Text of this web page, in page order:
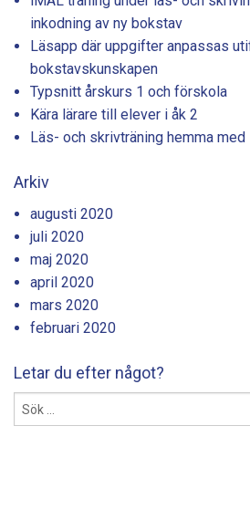
inkodning av ny bokstav
Läsapp där uppgifter anpassas
bokstavskunskapen
Typsnitt årskurs 1 och förskola
Kära lärare till elever i åk 2
Läs- och skrivträning hemma med
Arkiv
augusti 2020
juli 2020
maj 2020
april 2020
mars 2020
februari 2020
Letar du efter något?
Sök